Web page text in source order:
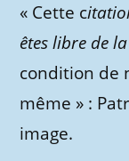
« Cette c
êtes libre de
condition de
même » :
image.